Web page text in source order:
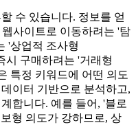
수 있습니다. 정보를 얻
웹사이트로 이동하려는 '탐
'상업적 조사형
시 구매하려는 '거래형
특정 키워드에 어떤 의도
이터 기반으로 분석하고,
합니다. 예를 들어, '블로
형 의도가 강하므로, 상